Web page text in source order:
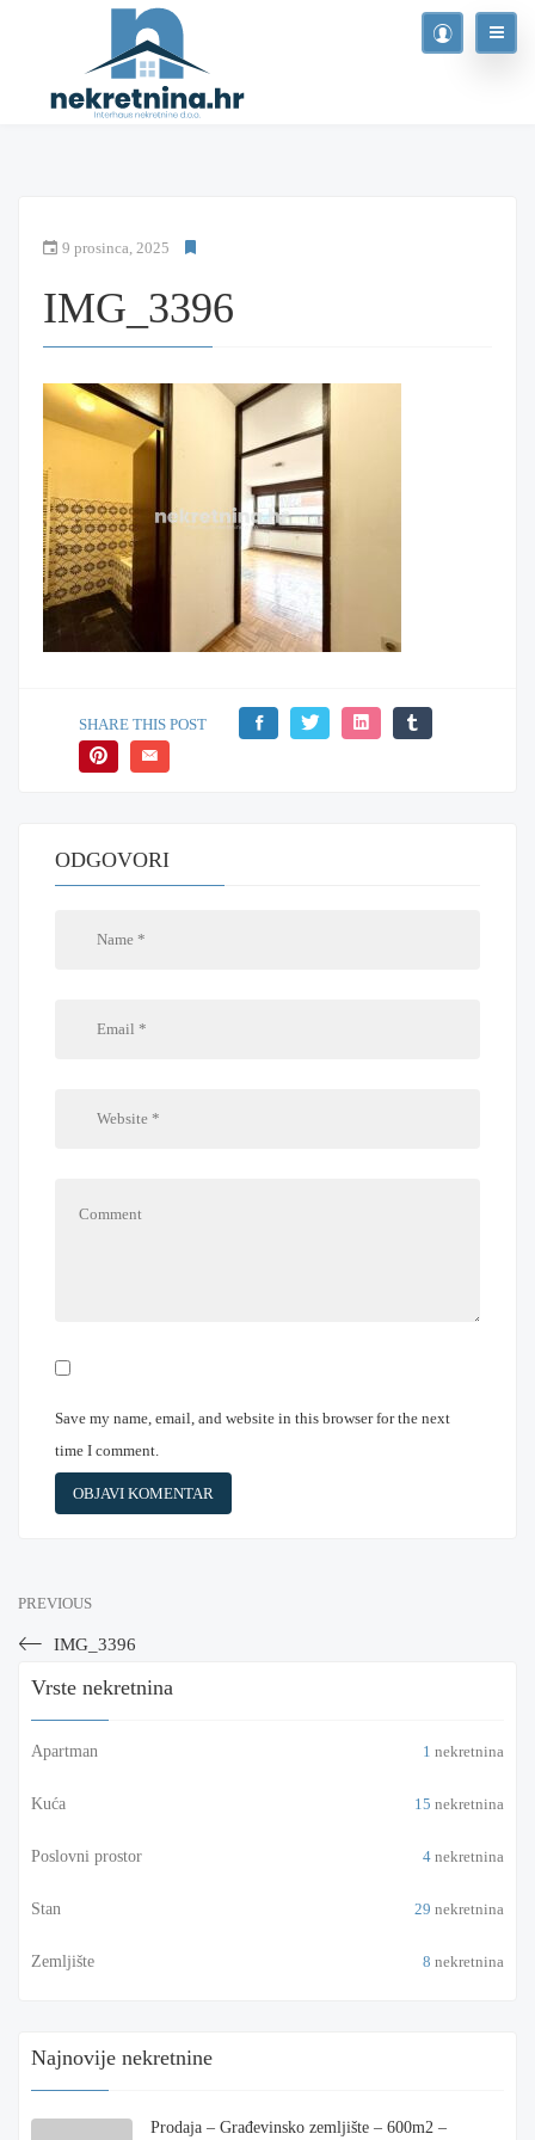
9 prosinca, 2025
IMG_3396
SHARE THIS POST
ODGOVORI
Save my name, email, and website in this browser for the next
time I comment.
PREVIOUS
IMG_3396
Vrste nekretnina
Apartman 1 nekretnina
Kuća 15 nekretnina
Poslovni prostor 4 nekretnina
Stan 29 nekretnina
Zemljište 8 nekretnina
Najnovije nekretnine
Prodaja – Građevinsko zemljište – 600m2 –